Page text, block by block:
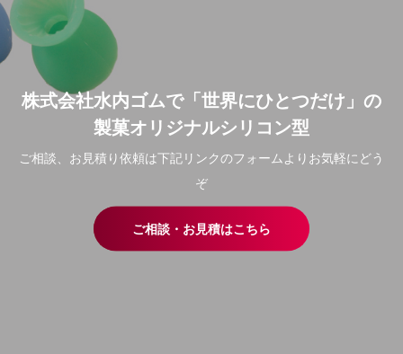
株式会社水内ゴムで「世界にひとつだけ」の
製菓オリジナルシリコン型
ご相談、お見積り依頼は下記リンクのフォームよりお気軽にどう
ぞ
ご相談・お見積はこちら